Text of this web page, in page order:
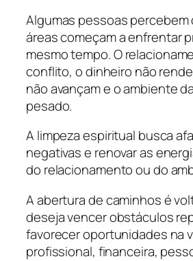
Algumas pessoas percebem
áreas começam a enfrentar
mesmo tempo. O
conflito, o dinheiro não
não avançam e o ambiente
pesado.
A limpeza espiritual busca
negativas e renovar as
do relacionamento ou do
A abertura de caminhos é
deseja vencer obstáculos
favorecer oportunidades na
profissional, financeira,